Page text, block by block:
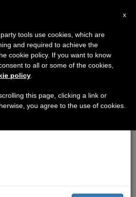
Torres Morales
personal de dolor, con
y soledad le
acoger la Obra a la
destinado: ser
×
7 de agosto haremos la pausa
que en el periodo de verano
y también el
x
tools use cookies, which are
and required to achieve the
cookie policy. If you want to know
to all or some of the cookies,
policy
this page, clicking a link or
you agree to the use of cookies.